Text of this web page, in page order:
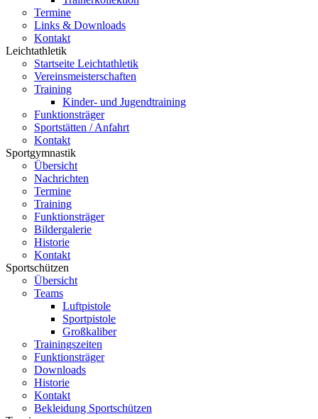
Termine
Links & Downloads
Kontakt
Leichtathletik
Startseite Leichtathletik
Vereinsmeisterschaften
Training
Kinder- und Jugendtraining
Funktionsträger
Sportstätten / Anfahrt
Kontakt
Sportgymnastik
Übersicht
Nachrichten
Termine
Training
Funktionsträger
Bildergalerie
Historie
Kontakt
Sportschützen
Übersicht
Teams
Luftpistole
Sportpistole
Großkaliber
Trainingszeiten
Funktionsträger
Downloads
Historie
Kontakt
Bekleidung Sportschützen